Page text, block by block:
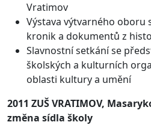
Vratimov
Výstava výtvarného oboru
kronik a dokumentů z
Slavnostní setkání se
školských a kulturních
oblasti kultury a umění
2011 ZUŠ VRATIMOV,
změna sídla školy